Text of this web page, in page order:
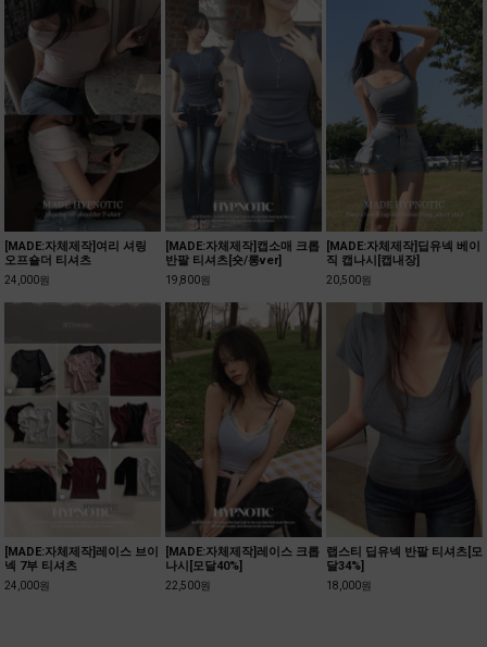
[MADE:자체제작]여리 셔링
오프숄더 티셔츠
24,000원
[MADE:자체제작]캡소매 크롭
반팔 티셔츠[숏/롱ver]
19,800원
[MADE:자체제작]딥유넥 베이
직 캡나시[캡내장]
20,500원
[MADE:자체제작]레이스 브이
넥 7부 티셔츠
24,000원
[MADE:자체제작]레이스 크롭
나시[모달40%]
22,500원
랩스티 딥유넥 반팔 티셔츠[모
달34%]
18,000원